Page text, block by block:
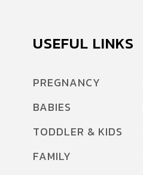
USEFUL LINKS
PREGNANCY
BABIES
TODDLER & KIDS
FAMILY